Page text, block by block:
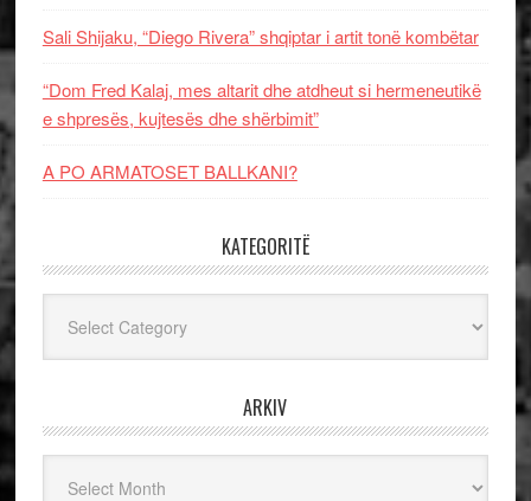
Sali Shijaku, “Diego Rivera” shqiptar i artit tonë kombëtar
“Dom Fred Kalaj, mes altarit dhe atdheut si hermeneutikë
e shpresës, kujtesës dhe shërbimit”
A PO ARMATOSET BALLKANI?
KATEGORITË
ARKIV